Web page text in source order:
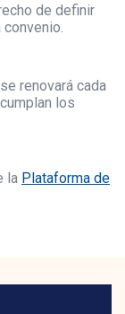
de definir
renovará cada
los
la Plataforma de